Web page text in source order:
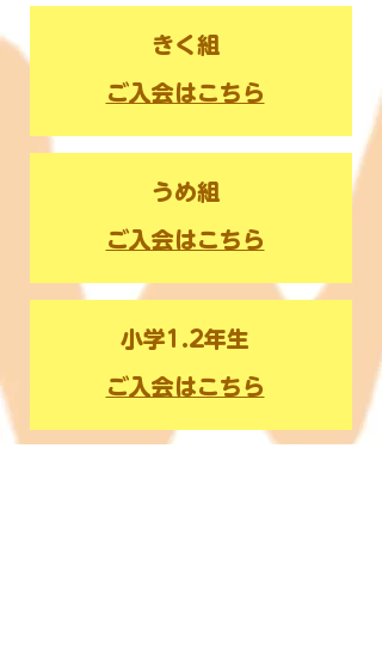
きく組
ご入会はこちら
うめ組
ご入会はこちら
小学1.2年生
ご入会はこちら